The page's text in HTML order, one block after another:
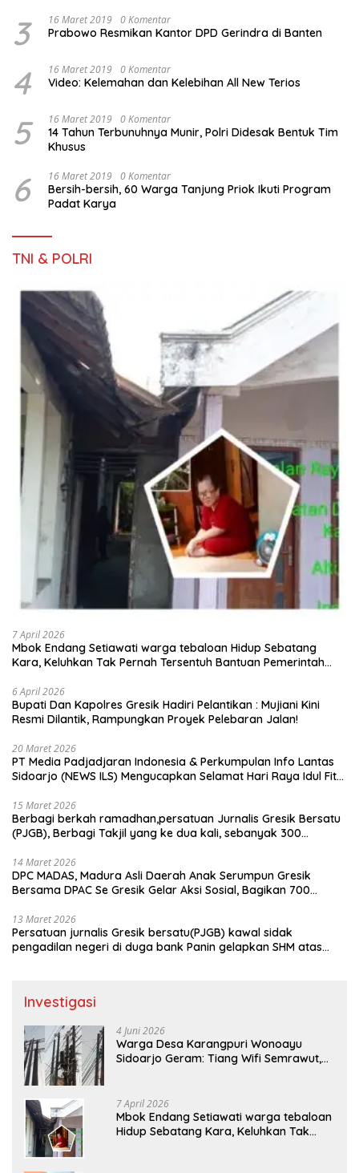
3 16 Maret 2019 0 Komentar
Prabowo Resmikan Kantor DPD Gerindra di Banten
4 16 Maret 2019 0 Komentar
Video: Kelemahan dan Kelebihan All New Terios
5 16 Maret 2019 0 Komentar
14 Tahun Terbunuhnya Munir, Polri Didesak Bentuk Tim
Khusus
6 16 Maret 2019 0 Komentar
Bersih-bersih, 60 Warga Tanjung Priok Ikuti Program
Padat Karya
TNI & POLRI
7 April 2026
Mbok Endang Setiawati warga tebaloan Hidup Sebatang
Kara, Keluhkan Tak Pernah Tersentuh Bantuan Pemerintah
6 April 2026
​Bupati Dan Kapolres Gresik Hadiri Pelantikan : Mujiani Kini
Resmi Dilantik, Rampungkan Proyek Pelebaran Jalan!
20 Maret 2026
PT Media Padjadjaran Indonesia & Perkumpulan Info Lantas
Sidoarjo (NEWS ILS) Mengucapkan Selamat Hari Raya Idul Fitri
15 Maret 2026
Berbagi berkah ramadhan,persatuan Jurnalis Gresik Bersatu
(PJGB), Berbagi Takjil yang ke dua kali, sebanyak 300
14 Maret 2026
DPC MADAS, Madura Asli Daerah Anak Serumpun Gresik
Bersama DPAC Se Gresik Gelar Aksi Sosial, Bagikan 700
13 Maret 2026
Persatuan jurnalis Gresik bersatu(PJGB) kawal sidak
pengadilan negeri di duga bank Panin gelapkan SHM atas
Investigasi
4 Juni 2026
Warga Desa Karangpuri Wonoayu
Sidoarjo Geram: Tiang Wifi Semrawut,
7 April 2026
Mbok Endang Setiawati warga tebaloan
Hidup Sebatang Kara, Keluhkan Tak